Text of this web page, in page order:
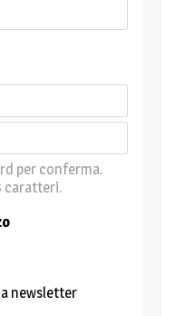
per conferma.
caratteri.
newsletter